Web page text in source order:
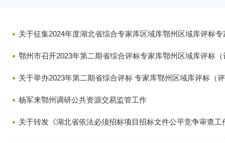
关于征集2024年度湖北省综合专家库区域库鄂州区域库评标
鄂州市召开2023年第二期省综合评标专家库鄂州区域库评标
关于举办2023年第二期省综合评标 专家库鄂州区域库评标（
杨军来鄂州调研公共资源交易监管工作
关于转发《湖北省依法必须招标项目招标文件公平竞争审查工